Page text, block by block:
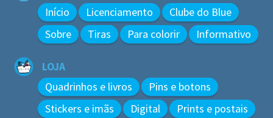
Início Licenciamento
Clube do Blue
Sobre
Tiras Para colorir Informativo
LOJA
Quadrinhos e livros
Pins e botons
Stickers e imãs
Digital
Prints e postais